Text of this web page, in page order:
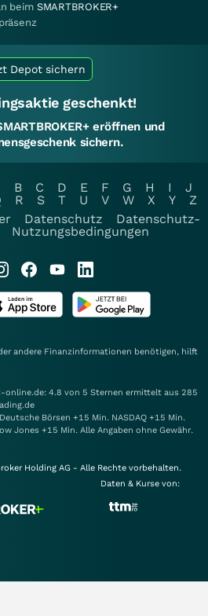
beim SMARTBROKER+
Depot sichern
geschenkt!
eröffnen und
sichern.
B C D E F G H I
J
R S T U V W X Y
Z
Datenschutz
Datenschutz-
Nutzungsbedingungen
andere Finanzinformationen benötigen, hilft
online.de: 4.8 von 5 Sternen ermittelt aus 285
Börsen +15 Min. NASDAQ +15 Min.
Jones +15 Min. Alle Angaben ohne Gewähr.
Holding AG - Alle Rechte vorbehalten.
Daten & Kurse von: